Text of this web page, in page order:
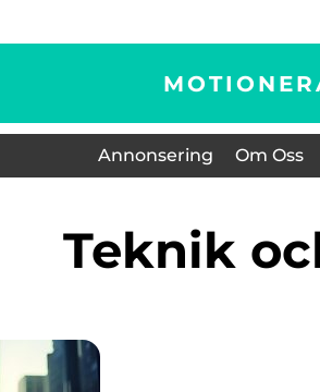
Annonsering Om Oss
Teknik